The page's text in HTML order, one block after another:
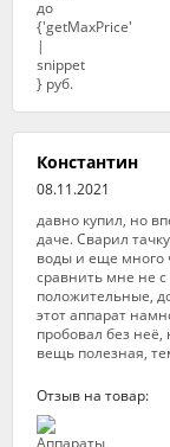
Константин
08.11.2021
давно купил, но
даче. Сварил
воды и еще много
сравнить мне не
положительные,
этот аппарат
пробовал без неё,
вещь полезная,
Отзыв на товар: